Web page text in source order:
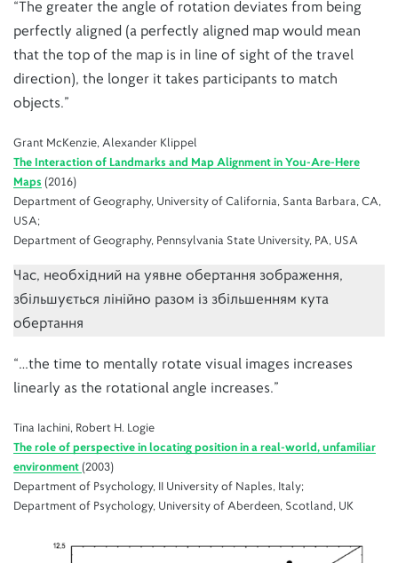
“The greater the angle of rotation deviates from being
perfectly aligned (a perfectly aligned map would mean
that the top of the map is in line of sight of the travel
direction), the longer it takes participants to match
objects.”
Grant McKenzie, Alexander Klippel
The Interaction of Landmarks and Map Alignment in You-Are-Here
Maps (2016)
Department of Geography, University of California, Santa Barbara, CA,
USA;
Department of Geography, Pennsylvania State University, PA, USA
Час, необхідний на уявне обертання зображення,
збільшується лінійно разом із збільшенням кута
обертання
“…the time to mentally rotate visual images increases
linearly as the rotational angle increases.”
Tina Iachini, Robert H. Logie
The role of perspective in locating position in a real‐world, unfamiliar
environment (2003)
Department of Psychology, II University of Naples, Italy;
Department of Psychology, University of Aberdeen, Scotland, UK